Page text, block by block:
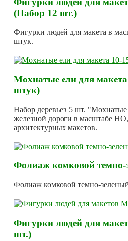
(Набор 12 шт.)
Фигурки людей для макета в
штук.
Мохнатые ели для
штук)
Набор деревьев 5 шт. "Мохнатые
железной дороги в масштабе
архитектурных макетов.
Фолиаж комковой темно-
Фолиаж комковой темно-зеленый
Фигурки людей для
шт.)